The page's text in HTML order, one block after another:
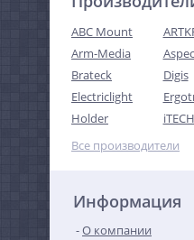
ABC Mount
Arm-Media
Brateck
Digis
Electriclight
Holder
Все производители
Информация
О компании